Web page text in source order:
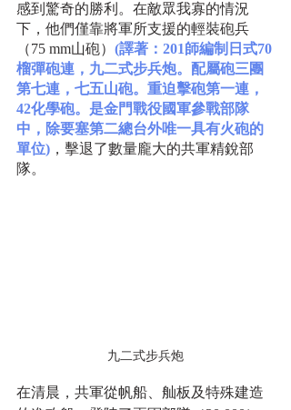
感到驚奇的勝利。在敵眾我寡的情況
下，他們僅靠將軍所支援的輕裝砲兵
（75 mm山砲） (譯著：201師編制日式70
榴彈砲連，九二式步兵炮。配屬砲三團
第七連，七五山砲。重迫擊砲第一連，
42化學砲。是金門戰役國軍參戰部隊
中，除要塞第二總台外唯一具有火砲的
單位) ，擊退了數量龐大的共軍精銳部
隊。
九二式步兵炮
在清晨，共軍從帆船、舢板及特殊建造